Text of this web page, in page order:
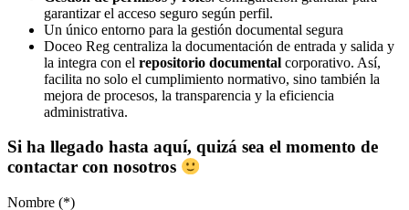
garantizar el acceso seguro según perfil.
Un único entorno para la gestión documental segura
Doceo Reg centraliza la documentación de entrada y salida y
la integra con el repositorio documental corporativo. Así,
facilita no solo el cumplimiento normativo, sino también la
mejora de procesos, la transparencia y la eficiencia
administrativa.
Si ha llegado hasta aquí, quizá sea el momento de
contactar con nosotros
Nombre (*)